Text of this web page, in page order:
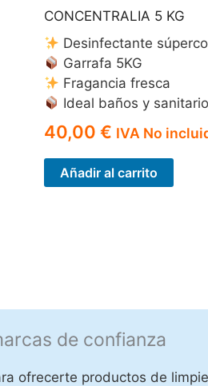
CONCENTRALIA 5 KG
Desinfectante
Garrafa 5KG
Fragancia fresca
Ideal baños y
40,00 € IVA No
Añadir al carrito
de confianza
ofrecerte productos de